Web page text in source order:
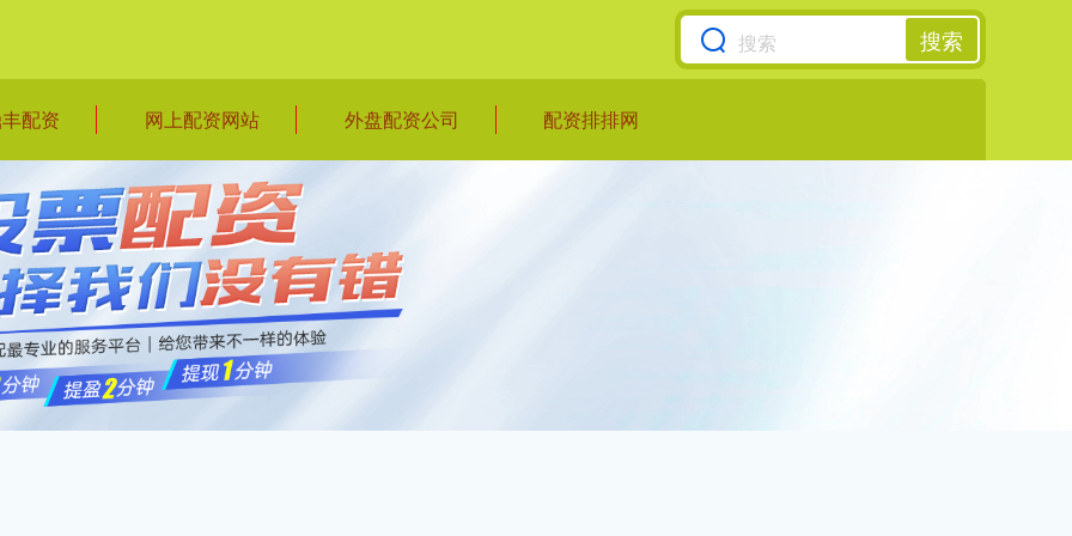
搜索
配资 网上配资网站 外盘配资公司 配资排排网